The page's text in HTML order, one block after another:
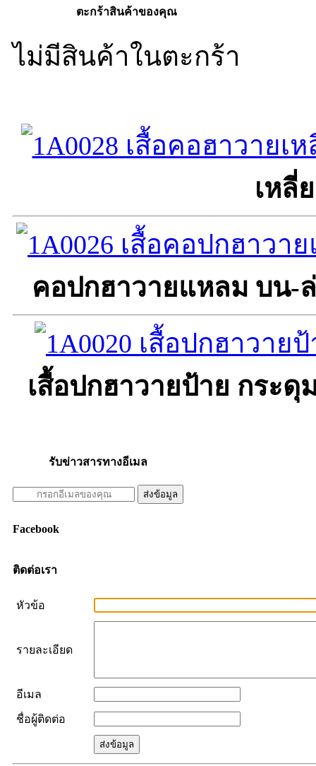
ตะกร้าสินค้าของคุณ
ไม่มีสินค้าในตะกร้า
เหลี่
คอปกฮาวายแหลม บน-
เสื้อปกฮาวายป้าย กระดุ
รับข่าวสารทางอีเมล
Facebook
ติดต่อเรา
หัวข้อ
รายละเอียด
อีเมล
ชื่อผู้ติดต่อ